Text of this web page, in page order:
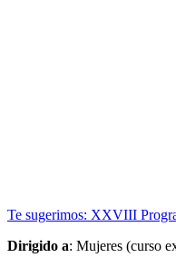
Te sugerimos: XXVIII
Dirigido a: Mujeres (curso